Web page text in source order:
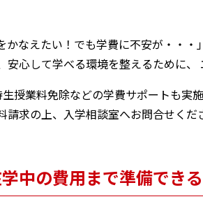
かなえたい！でも学費に不安が・・
心して学べる環境を整えるために
授業料免除などの学費サポートも実施
求の上、入学相談室へお問合せくだ
中の費用まで準備でき